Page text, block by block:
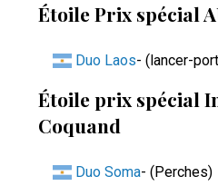
Étoile Prix spécial
Duo Laos- (lancer-
Étoile prix spécial
Coquand
Duo Soma- (Perches)